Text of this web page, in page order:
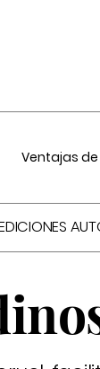
Ventajas